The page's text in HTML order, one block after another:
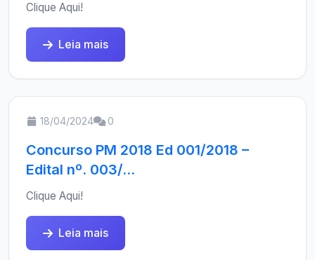
Clique Aqui!
Leia mais
18/04/2024 0
Concurso PM 2018 Ed 001/2018 –
Edital nº. 003/...
Clique Aqui!
Leia mais